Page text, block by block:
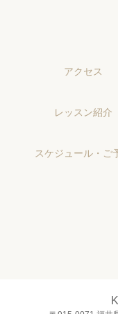
アクセス
レッスン紹介
スケジュール・ご